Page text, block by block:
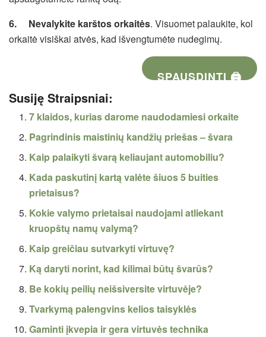
6. Nevalykite karštos orkaitės. Visuomet palaukite, kol
orkaitė visiškai atvės, kad išvengtumėte nudegimų.
SPAUSDINTI 🖨
Susiję Straipsniai:
7 klaidos, kurias darome naudodamiesi orkaite
Pagrindinis maistinių kandžių priešas – švara
Kaip palaikyti švarą keliaujant automobiliu?
Kada paskutinį kartą valėte šiuos 5 buities
prietaisus?
Kokie valymo prietaisai naudojami atliekant
kruopštų namų valymą?
Kaip greičiau sutvarkyti virtuvę?
Ką daryti norint, kad kilimai būtų švarūs?
Be kokių peilių neišsiversite virtuvėje?
Tvarkymą palengvins kelios taisyklės
Gaminti įkvepia ir gera virtuvės technika